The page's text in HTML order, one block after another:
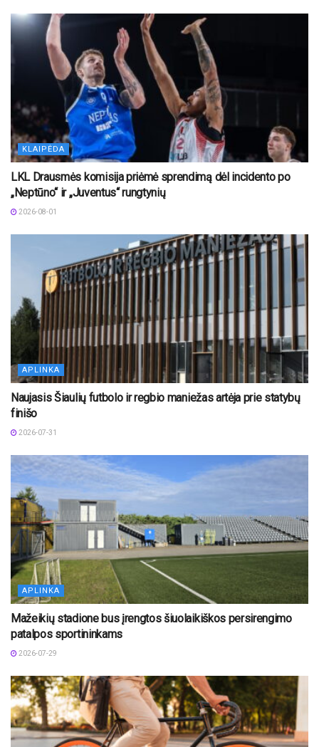
KLAIPĖDA
LKL Drausmės komisija priėmė sprendimą dėl incidento po
„Neptūno“ ir „Juventus“ rungtynių
2026-08-01
APLINKA
Naujasis Šiaulių futbolo ir regbio maniežas artėja prie statybų
finišo
2026-07-31
APLINKA
Mažeikių stadione bus įrengtos šiuolaikiškos persirengimo
patalpos sportininkams
2026-07-29